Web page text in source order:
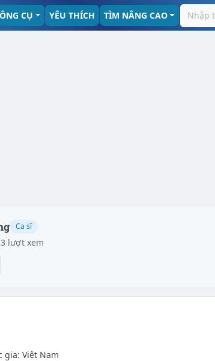
CỤ YÊU THÍCH TÌM NÂNG CAO
Ca sĩ
lượt xem
gia: Việt Nam